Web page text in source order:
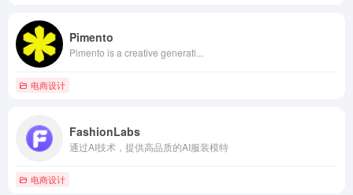
Pimento
Pimento is a creative generati...
电商设计
FashionLabs
通过AI技术，提供高品质的AI服装模特
电商设计